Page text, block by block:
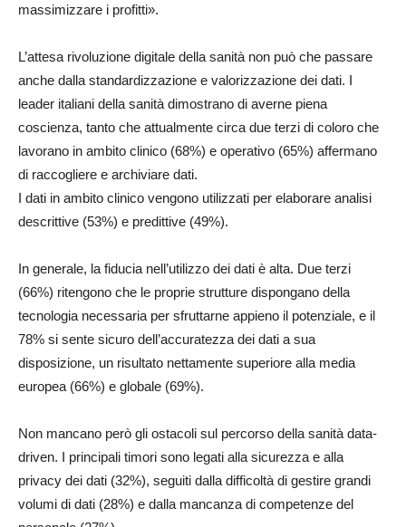
massimizzare i profitti».
L’attesa rivoluzione digitale della sanità non può che passare
anche dalla standardizzazione e valorizzazione dei dati. I
leader italiani della sanità dimostrano di averne piena
coscienza, tanto che attualmente circa due terzi di coloro che
lavorano in ambito clinico (68%) e operativo (65%) affermano
di raccogliere e archiviare dati.
I dati in ambito clinico vengono utilizzati per elaborare analisi
descrittive (53%) e predittive (49%).
In generale, la fiducia nell’utilizzo dei dati è alta. Due terzi
(66%) ritengono che le proprie strutture dispongano della
tecnologia necessaria per sfruttarne appieno il potenziale, e il
78% si sente sicuro dell’accuratezza dei dati a sua
disposizione, un risultato nettamente superiore alla media
europea (66%) e globale (69%).
Non mancano però gli ostacoli sul percorso della sanità data-
driven. I principali timori sono legati alla sicurezza e alla
privacy dei dati (32%), seguiti dalla difficoltà di gestire grandi
volumi di dati (28%) e dalla mancanza di competenze del